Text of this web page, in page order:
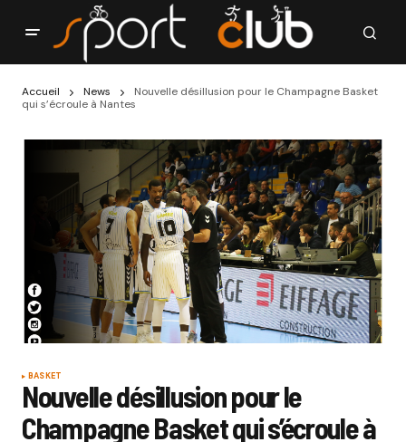
Accueil News
Nouvelle désillusion pour le Champagne Basket
qui s’écroule à Nantes
BASKET
Nouvelle désillusion pour le
Champagne Basket qui s’écroule à